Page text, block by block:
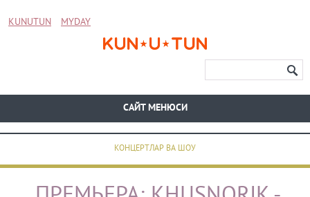
KUNUTUN MYDAY
CАЙТ МЕНЮСИ
КОНЦЕРТЛАР ВА ШОУ